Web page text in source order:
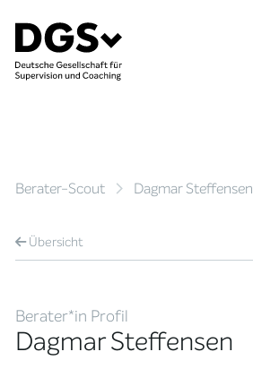
Berater-Scout Dagmar Steffensen
Übersicht
Berater*in Profil
Dagmar Steffensen